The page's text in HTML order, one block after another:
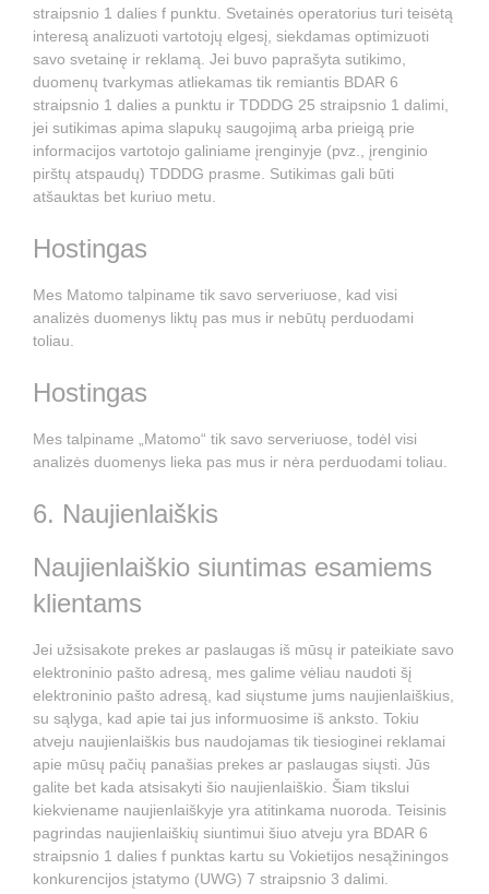
straipsnio 1 dalies f punktu. Svetainės operatorius turi teisėtą
interesą analizuoti vartotojų elgesį, siekdamas optimizuoti
savo svetainę ir reklamą. Jei buvo paprašyta sutikimo,
duomenų tvarkymas atliekamas tik remiantis BDAR 6
straipsnio 1 dalies a punktu ir TDDDG 25 straipsnio 1 dalimi,
jei sutikimas apima slapukų saugojimą arba prieigą prie
informacijos vartotojo galiniame įrenginyje (pvz., įrenginio
pirštų atspaudų) TDDDG prasme. Sutikimas gali būti
atšauktas bet kuriuo metu.
Hostingas
Mes Matomo talpiname tik savo serveriuose, kad visi
analizės duomenys liktų pas mus ir nebūtų perduodami
toliau.
Hostingas
Mes talpiname „Matomo“ tik savo serveriuose, todėl visi
analizės duomenys lieka pas mus ir nėra perduodami toliau.
6. Naujienlaiškis
Naujienlaiškio siuntimas esamiems
klientams
Jei užsisakote prekes ar paslaugas iš mūsų ir pateikiate savo
elektroninio pašto adresą, mes galime vėliau naudoti šį
elektroninio pašto adresą, kad siųstume jums naujienlaiškius,
su sąlyga, kad apie tai jus informuosime iš anksto. Tokiu
atveju naujienlaiškis bus naudojamas tik tiesioginei reklamai
apie mūsų pačių panašias prekes ar paslaugas siųsti. Jūs
galite bet kada atsisakyti šio naujienlaiškio. Šiam tikslui
kiekviename naujienlaiškyje yra atitinkama nuoroda. Teisinis
pagrindas naujienlaiškių siuntimui šiuo atveju yra BDAR 6
straipsnio 1 dalies f punktas kartu su Vokietijos nesąžiningos
konkurencijos įstatymo (UWG) 7 straipsnio 3 dalimi.